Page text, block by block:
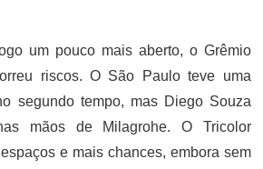
um pouco mais aberto, o Grêmio
riscos. O São Paulo teve uma
segundo tempo, mas Diego Souza
mãos de Milagrohe. O Tricolor
e mais chances, embora sem